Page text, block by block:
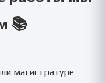
📚
магистратуре